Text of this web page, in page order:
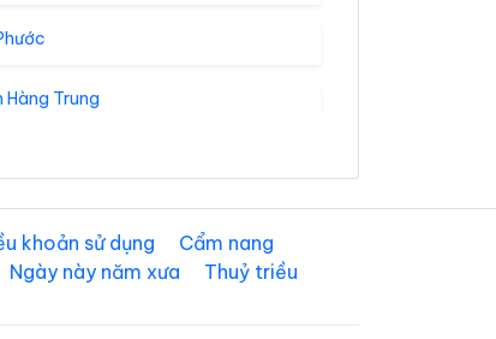
Hàng Trung
khoản sử dụng
Cẩm nang
Ngày này năm xưa
Thuỷ triều